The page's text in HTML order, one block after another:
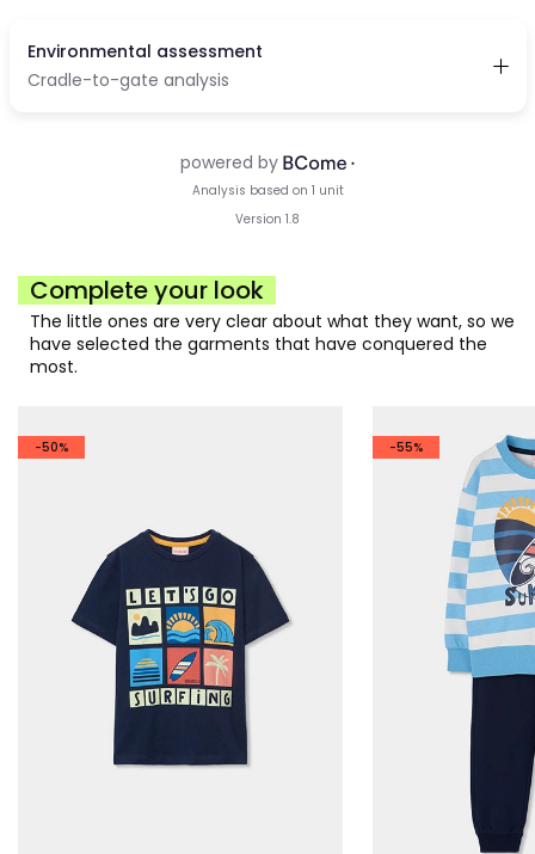
Complete your look
The little ones are very clear about what they want, so we
have selected the garments that have conquered the
most.
-50% -55%